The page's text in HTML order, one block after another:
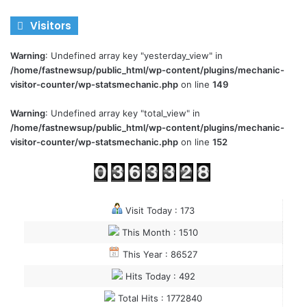
Visitors
Warning: Undefined array key "yesterday_view" in
/home/fastnewsup/public_html/wp-content/plugins/mechanic-
visitor-counter/wp-statsmechanic.php on line 149
Warning: Undefined array key "total_view" in
/home/fastnewsup/public_html/wp-content/plugins/mechanic-
visitor-counter/wp-statsmechanic.php on line 152
Visit Today : 173
This Month : 1510
This Year : 86527
Hits Today : 492
Total Hits : 1772840